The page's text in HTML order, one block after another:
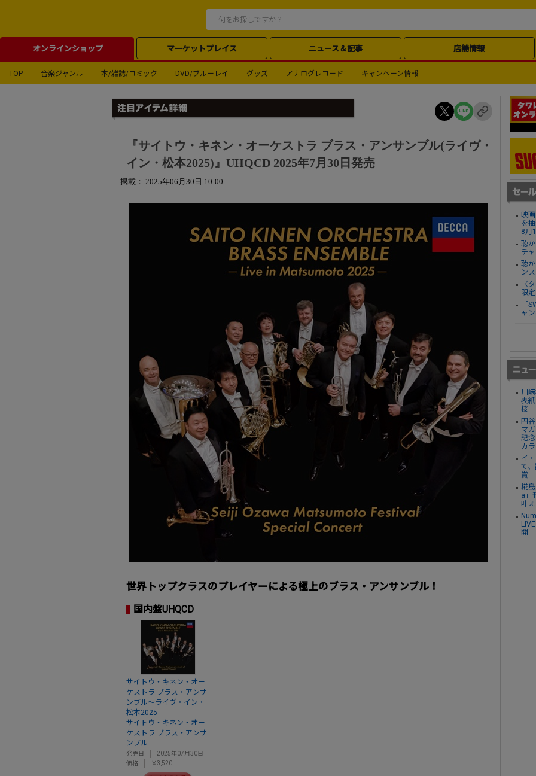
オンラインショップ マーケットプレイス ニュース＆記事 店舗情報
TOP 音楽ジャンル 本/雑誌/コミック DVD/ブルーレイ グッズ アナログレコード キャンペーン情報
『サイトウ・キネン・オーケストラ ブラス・アンサンブル(ライヴ・
イン・松本2025)』UHQCD 2025年7月30日発売
掲載： 2025年06月30日 10:00
世界トップクラスのプレイヤーによる極上のブラス・アンサンブル！
国内盤UHQCD
サイトウ・キネン・オー
ケストラ ブラス・アンサ
ンブル～ライヴ・イン・
松本2025
サイトウ・キネン・オー
ケストラ ブラス・アンサ
ンブル
発売日
2025年07月30日
価格
￥3,520
映
を
8月
聴
チ
聴
ン
〈
限
「
ャ
川
表
桜
円
マ
記
カ
イ
て
賞
椛
a」
叶
開